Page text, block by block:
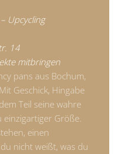
– Upcycling
14
mitbringen
pans aus Bochum,
Geschick, Hingabe
Teil seine wahre
Größe.
einen
nicht weißt, was du